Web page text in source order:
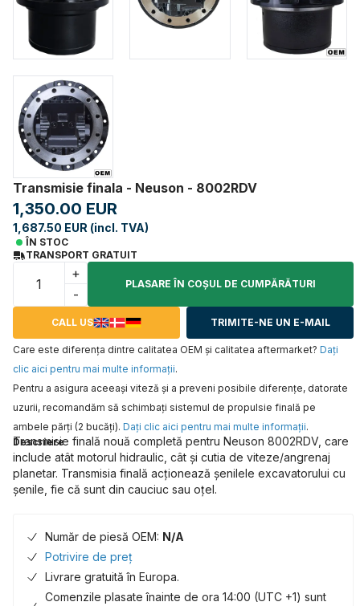
Transmisie finala - Neuson - 8002RDV
1,350.00 EUR
1,687.50 EUR (incl. TVA)
ÎN STOC
TRANSPORT GRATUIT
+
-
PLASARE ÎN COŞUL DE CUMPĂRĂTURI
CALL US TRIMITE-NE UN E-MAIL
Care este diferența dintre calitatea OEM și calitatea aftermarket? Daţi
clic aici pentru mai multe informaţii.
Pentru a asigura aceeaşi viteză şi a preveni posibile diferenţe, datorate
uzurii, recomandăm să schimbaţi sistemul de propulsie finală pe
ambele părţi (2 bucăţi). Daţi clic aici pentru mai multe informaţii.
Descriere
Transmisie finală nouă completă pentru Neuson 8002RDV, care
include atât motorul hidraulic, cât și cutia de viteze/angrenaj
planetar. Transmisia finală acționează șenilele excavatorului cu
șenile, fie că sunt din cauciuc sau oțel.
Număr de piesă OEM: N/A
Potrivire de preț
Livrare gratuită în Europa.
Comenzile plasate înainte de ora 14:00 (UTC +1) sunt